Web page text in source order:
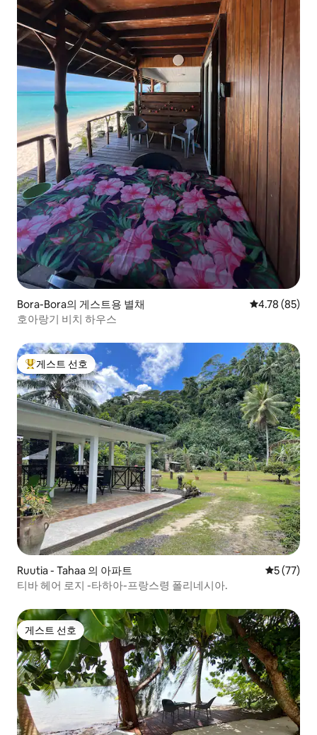
Bora-Bora의 게스트용 별채 평점 4.78점(5
4.78 (85)
호아랑기 비치 하우스
상위 게스트 선호
게스트 선호
Ruutia - Tahaa 의 아파트 평점 5점
5 (77)
티바 헤어 로지 -타하아-프랑스령 폴리네시아.
게스트 선호
게스트 선호